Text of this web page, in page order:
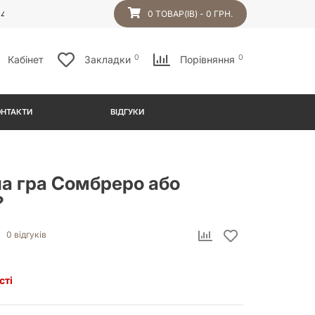
0 ТОВАР(ІВ) - 0 ГРН.
Кабінет Закладки 0 Порівняння 0
ВІДГУКИ
гра Сомбреро або
0 відгуків